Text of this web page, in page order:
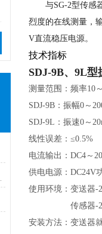
与SG-2型传感器
烈度的在线测量，
V直流稳压电源。
技术指标
SDJ-9B、9L型
测量范围：频率10
SDJ-9B：振幅0～
SDJ-9L：振速0～
线性误差：≤0.5%
电流输出：DC4～
供电电源：DC24V
使用环境：变送器-
传感器-25
安装方法：变送器